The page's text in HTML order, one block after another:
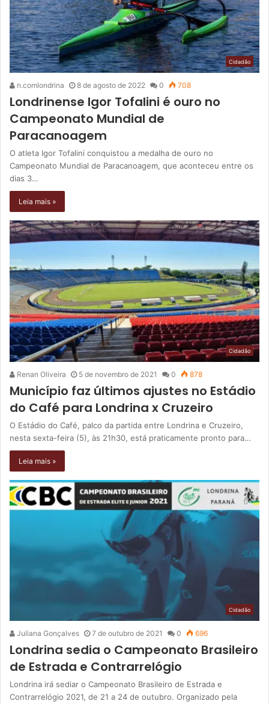
Cidadão
n.comlondrina 8 de agosto de 2022 0 708
Londrinense Igor Tofalini é ouro no
Campeonato Mundial de
Paracanoagem
O atleta Igor Tofalini conquistou a medalha de ouro no
Campeonato Mundial de Paracanoagem, que aconteceu entre os
dias 3…
Leia mais »
Cidadão
Renan Oliveira 5 de novembro de 2021 0 878
Município faz últimos ajustes no Estádio
do Café para Londrina x Cruzeiro
O Estádio do Café, palco da partida entre Londrina e Cruzeiro,
nesta sexta-feira (5), às 21h30, está praticamente pronto para…
Leia mais »
Cidadão
Juliana Gonçalves 7 de outubro de 2021 0 696
Londrina sedia o Campeonato Brasileiro
de Estrada e Contrarrelógio
Londrina irá sediar o Campeonato Brasileiro de Estrada e
Contrarrelógio 2021, de 21 a 24 de outubro. Organizado pela